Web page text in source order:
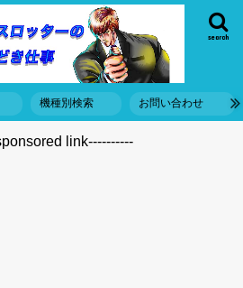
search
機種別検索 お問い合わせ
link----------